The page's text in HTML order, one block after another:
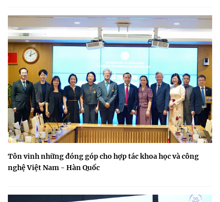
Tôn vinh những đóng góp cho hợp tác khoa học và công
nghệ Việt Nam - Hàn Quốc